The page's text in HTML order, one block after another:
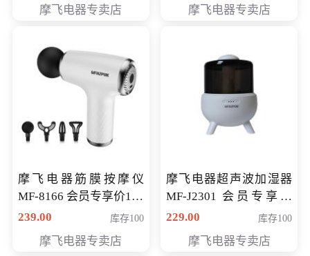
摩飞电器专卖店 摩飞电器专卖店
摩飞电器筋膜按摩仪
MF-8166 会员专享价168
元
239.00 库存100
摩飞电器专卖店
摩飞电器超声波加湿器
MF-J2301 会员专享价
168元
229.00 库存100
摩飞电器专卖店